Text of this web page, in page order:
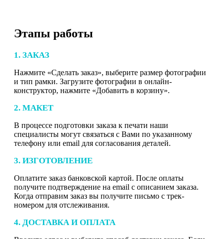
Этапы работы
1. ЗАКАЗ
Нажмите «Сделать заказ», выберите размер фотографии
и тип рамки. Загрузите фотографии в онлайн-
конструктор, нажмите «Добавить в корзину».
2. МАКЕТ
В процессе подготовки заказа к печати наши
специалисты могут связаться с Вами по указанному
телефону или email для согласования деталей.
3. ИЗГОТОВЛЕНИЕ
Оплатите заказ банковской картой. После оплаты
получите подтверждение на email с описанием заказа.
Когда отправим заказ вы получите письмо с трек-
номером для отслеживания.
4. ДОСТАВКА И ОПЛАТА